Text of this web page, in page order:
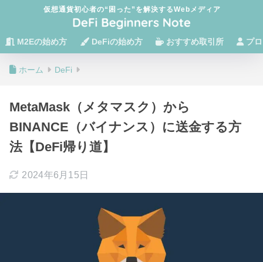
仮想通貨初心者の“困った”を解決するWebメディア
M2Eの始め方 DeFiの始め方 おすすめ取引所 プ
ホーム DeFi
MetaMask（メタマスク）から
BINANCE（バイナンス）に送金する方
法【DeFi帰り道】
2024年6月15日